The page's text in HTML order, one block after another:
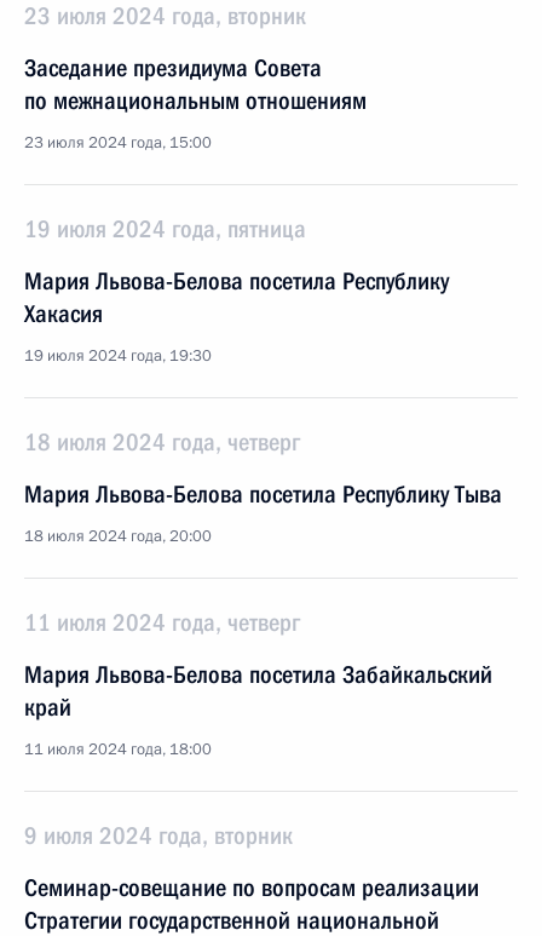
23 июля 2024 года, вторник
Заседание президиума Совета
по межнациональным отношениям
23 июля 2024 года, 15:00
19 июля 2024 года, пятница
Мария Львова-Белова посетила Республику
Хакасия
19 июля 2024 года, 19:30
18 июля 2024 года, четверг
Мария Львова-Белова посетила Республику Тыва
18 июля 2024 года, 20:00
11 июля 2024 года, четверг
Мария Львова-Белова посетила Забайкальский
край
11 июля 2024 года, 18:00
9 июля 2024 года, вторник
Семинар-совещание по вопросам реализации
Стратегии государственной национальной